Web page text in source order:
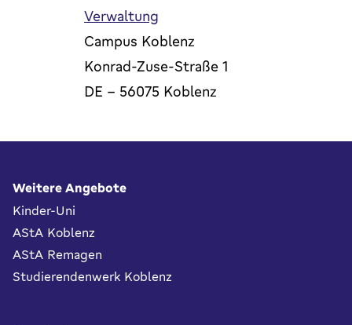
Verwaltung
Campus Koblenz
Konrad-Zuse-Straße 1
DE - 56075 Koblenz
Fußbereich
Weitere Angebote
Kinder-Uni
AStA Koblenz
AStA Remagen
Studierendenwerk Koblenz